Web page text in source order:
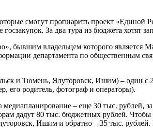
смогут пропиарить проект «Единой
За два тура из бюджета хотят
бывшим владельцем которого является
департамента по общественным
и Тюмень, Ялуторовск, Ишим) – один с
его родитель, фотограф и операторы).
– еще 30 тыс. рублей,
дадут 80 тыс. бюджетных рублей.
Ишим и обратно – 35 тыс.